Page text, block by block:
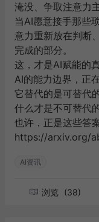
淹没、争取注意力
当AI愿意接手那些
意力重新放在判断
完成的部分。
这，才是AI赋能的
AI的能力边界，正
它替代的是可替代
什么才是不可替代
也许，正是这些答
https://arxiv.org/
AI资讯
浏览 (38)